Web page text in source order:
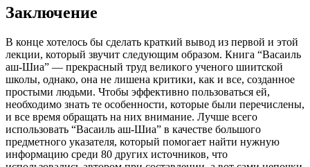
Заключение
В конце хотелось бы сделать краткий вывод из первой и этой
лекции, который звучит следующим образом. Книга “Васаиль
аш-Шиа” — прекрасный труд великого ученого шиитской
школы, однако, она не лишена критики, как и все, созданное
простыми людьми. Чтобы эффективно пользоваться ей,
необходимо знать те особенности, которые были перечислены,
и все время обращать на них внимание. Лучше всего
использовать “Васаиль аш-Шиа” в качестве большого
предметного указателя, который помогает найти нужную
информацию среди 80 других источников, что